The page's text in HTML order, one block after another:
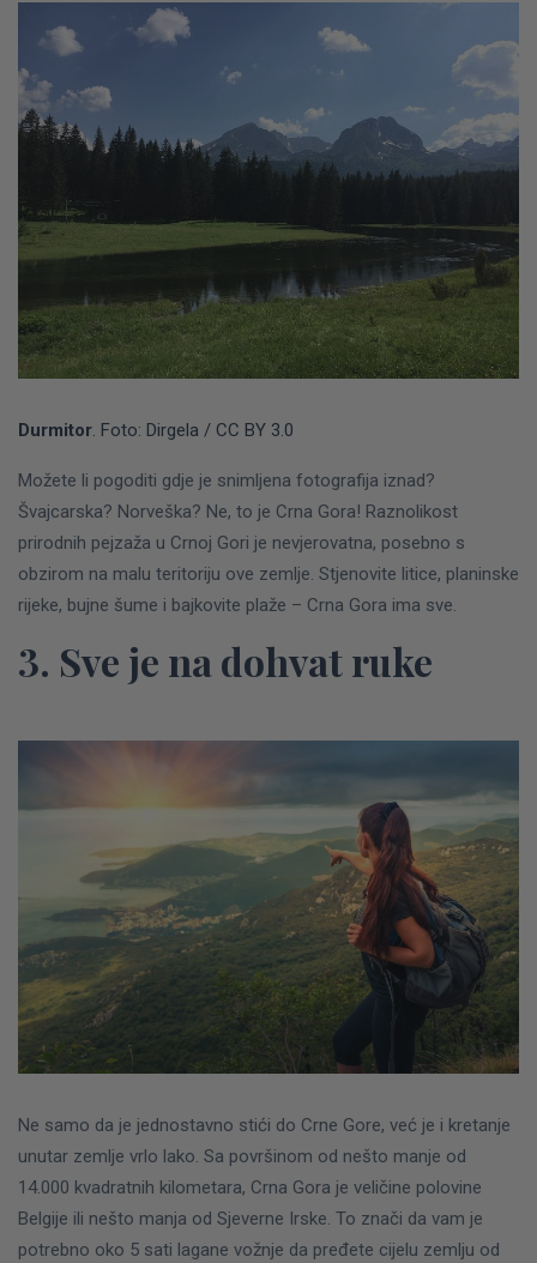
Durmitor . Foto: Dirgela / CC BY 3.0
Možete li pogoditi gdje je snimljena fotografija iznad?
Švajcarska? Norveška? Ne, to je Crna Gora! Raznolikost
prirodnih pejzaža u Crnoj Gori je nevjerovatna, posebno s
obzirom na malu teritoriju ove zemlje. Stjenovite litice, planinske
rijeke, bujne šume i bajkovite plaže – Crna Gora ima sve.
3. Sve je na dohvat ruke
Ne samo da je jednostavno stići do Crne Gore, već je i kretanje
unutar zemlje vrlo lako. Sa površinom od nešto manje od
14.000 kvadratnih kilometara, Crna Gora je veličine polovine
Belgije ili nešto manja od Sjeverne Irske. To znači da vam je
potrebno oko 5 sati lagane vožnje da pređete cijelu zemlju od